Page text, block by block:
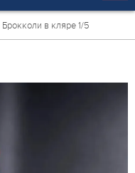
Брокколи в кляре 1/5